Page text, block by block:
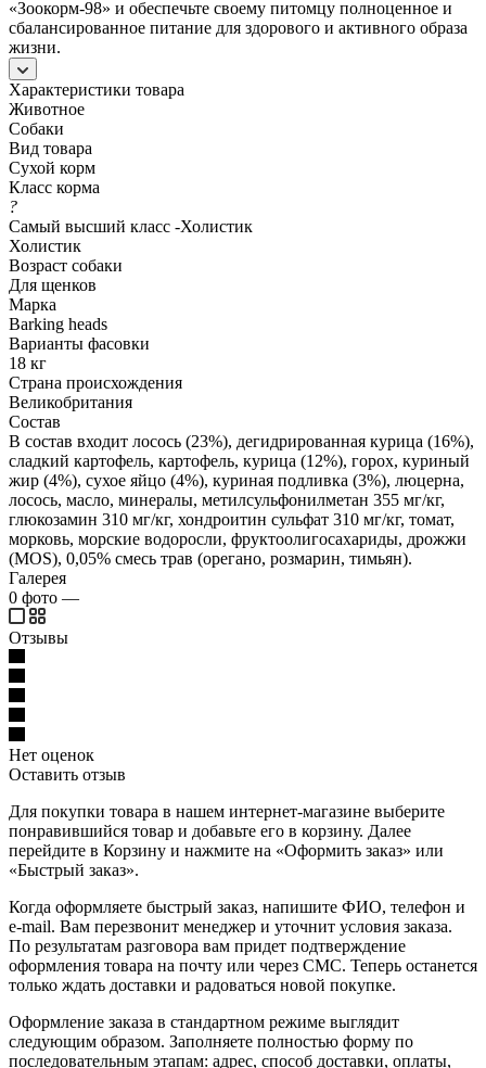
«Зоокорм-98» и обеспечьте своему питомцу полноценное и
сбалансированное питание для здорового и активного образа
жизни.
Характеристики товара
Животное
Собаки
Вид товара
Сухой корм
Класс корма
?
Самый высший класс -Холистик
Холистик
Возраст собаки
Для щенков
Марка
Barking heads
Варианты фасовки
18 кг
Страна происхождения
Великобритания
Состав
В состав входит лосось (23%), дегидрированная курица (16%),
сладкий картофель, картофель, курица (12%), горох, куриный
жир (4%), сухое яйцо (4%), куриная подливка (3%), люцерна,
лосось, масло, минералы, метилсульфонилметан 355 мг/кг,
глюкозамин 310 мг/кг, хондроитин сульфат 310 мг/кг, томат,
морковь, морские водоросли, фруктоолигосахариды, дрожжи
(MOS), 0,05% смесь трав (орегано, розмарин, тимьян).
Галерея
0 фото —
Отзывы
Нет оценок
Оставить отзыв
Для покупки товара в нашем интернет-магазине выберите
понравившийся товар и добавьте его в корзину. Далее
перейдите в Корзину и нажмите на «Оформить заказ» или
«Быстрый заказ».
Когда оформляете быстрый заказ, напишите ФИО, телефон и
e-mail. Вам перезвонит менеджер и уточнит условия заказа.
По результатам разговора вам придет подтверждение
оформления товара на почту или через СМС. Теперь останется
только ждать доставки и радоваться новой покупке.
Оформление заказа в стандартном режиме выглядит
следующим образом. Заполняете полностью форму по
последовательным этапам: адрес, способ доставки, оплаты,